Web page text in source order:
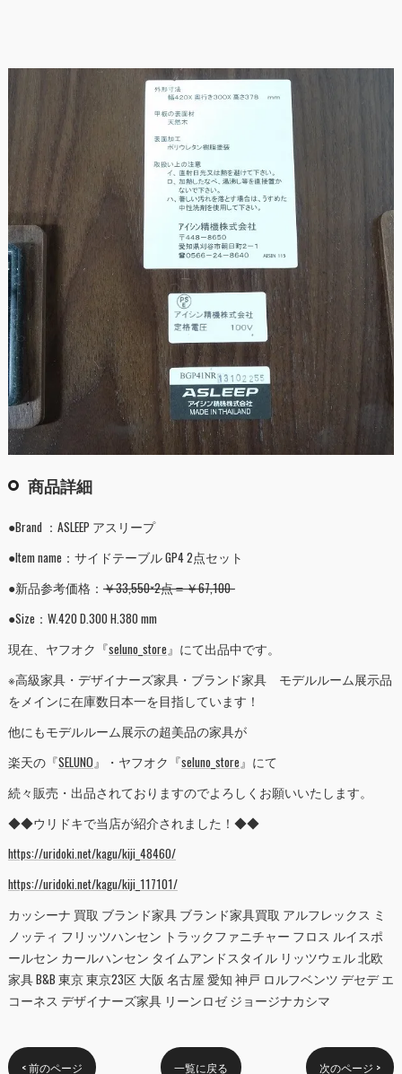
商品詳細
●Brand ：ASLEEP アスリープ
●Item name：サイドテーブル GP4 2点セット
●新品参考価格： ￥33,550×2点＝￥67,100-
●Size：W.420 D.300 H.380 mm
現在、ヤフオク『seluno_store』にて出品中です。
※高級家具・デザイナーズ家具・ブランド家具 モデルルーム展示品
をメインに在庫数日本一を目指しています！
他にもモデルルーム展示の超美品の家具が
楽天の『SELUNO』・ヤフオク『seluno_store』にて
続々販売・出品されておりますのでよろしくお願いいたします。
◆◆ウリドキで当店が紹介されました！◆◆
https://uridoki.net/kagu/kiji_48460/
https://uridoki.net/kagu/kiji_117101/
カッシーナ 買取 ブランド家具 ブランド家具買取 アルフレックス ミ
ノッティ フリッツハンセン トラックファニチャー フロス ルイスポ
ールセン カールハンセン タイムアンドスタイル リッツウェル 北欧
家具 B&B 東京 東京23区 大阪 名古屋 愛知 神戸 ロルフベンツ デセデ エ
コーネス デザイナーズ家具 リーンロゼ ジョージナカシマ
< 前のページ 一覧に戻る 次のページ >